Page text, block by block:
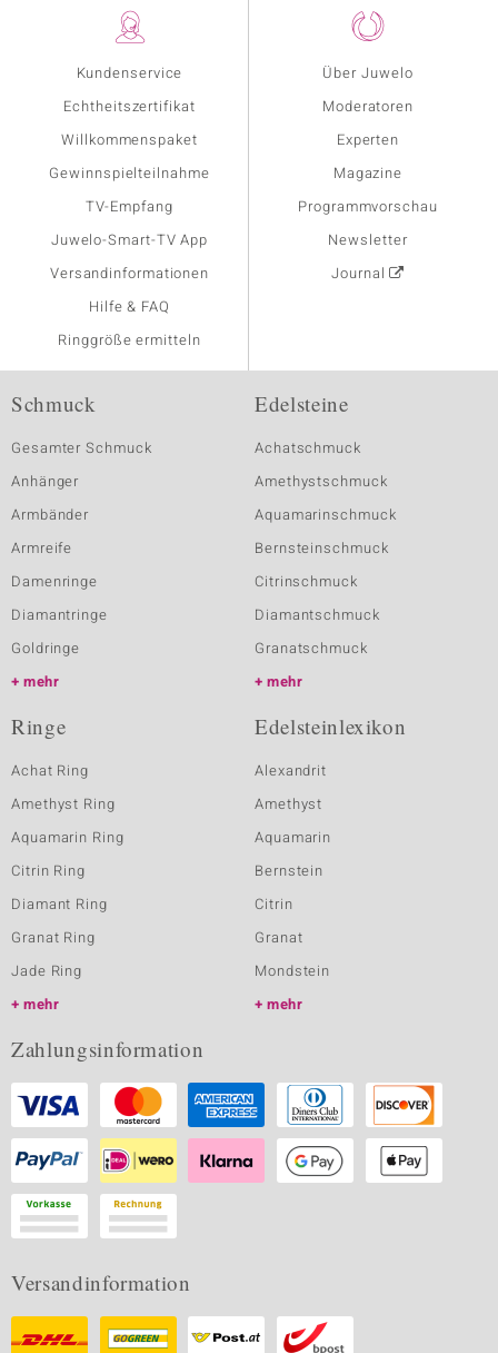
Kundenservice
Echtheitszertifikat
Willkommenspaket
Gewinnspielteilnahme
TV-Empfang
Juwelo-Smart-TV App
Versandinformationen
Hilfe & FAQ
Ringgröße ermitteln
Über Juwelo
Moderatoren
Experten
Magazine
Programmvorschau
Newsletter
Journal
Schmuck
Gesamter Schmuck
Anhänger
Armbänder
Armreife
Damenringe
Diamantringe
Goldringe
mehr
Edelsteine
Achatschmuck
Amethystschmuck
Aquamarinschmuck
Bernsteinschmuck
Citrinschmuck
Diamantschmuck
Granatschmuck
mehr
Ringe
Achat Ring
Amethyst Ring
Aquamarin Ring
Citrin Ring
Diamant Ring
Granat Ring
Jade Ring
mehr
Edelsteinlexikon
Alexandrit
Amethyst
Aquamarin
Bernstein
Citrin
Granat
Mondstein
mehr
Zahlungsinformation
Versandinformation